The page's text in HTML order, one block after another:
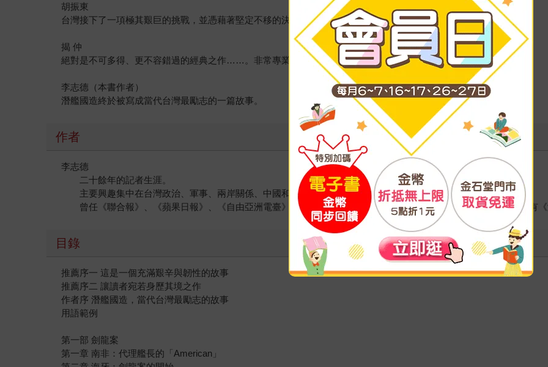
胡振東
台灣接下了一項極其艱巨的挑戰，並憑藉著堅定不移的決心克服萬難，最終取得了巨大的成功。
揭 仲
絕對是不可多得、更不容錯過的經典之作……。非常專業、也非常容易閱讀。
李志德（本書作者）
潛艦國造終於被寫成當代台灣最勵志的一篇故事。
作者
李志德
二十餘年的記者生涯。
主要興趣集中在台灣政治、軍事、兩岸關係、中國和香港。
曾任《聯合報》、《蘋果日報》、《自由亞洲電臺》記者，《端傳媒》總編輯，《鏡周刊》文化組副總編輯。著有《
目錄
推薦序一 這是一個充滿艱辛與韌性的故事
推薦序二 讓讀者宛若身歷其境之作
作者序 潛艦國造，當代台灣最勵志的故事
用語範例
第一部 劍龍案
第一章 南非：代理艦長的「American」